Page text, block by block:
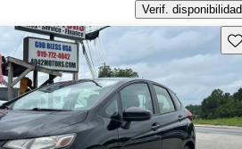
Verif. disponibilidad